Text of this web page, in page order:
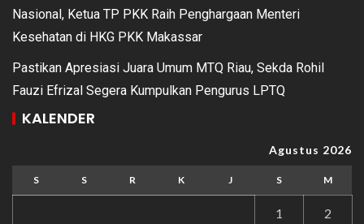
Nasional, Ketua TP PKK Raih Penghargaan Menteri
Kesehatan di HKG PKK Makassar
Pastikan Apresiasi Juara Umum MTQ Riau, Sekda Rohil
Fauzi Efrizal Segera Kumpulkan Pengurus LPTQ
KALENDER
Agustus 2026
S S R K J S M
1 2